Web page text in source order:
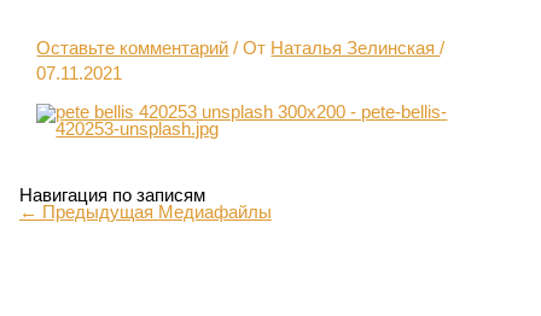
Оставьте комментарий / От Наталья Зелинская/
07.11.2021
Навигация по записям
← Предыдущая Медиафайлы